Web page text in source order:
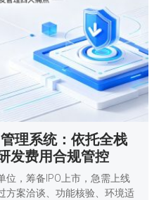
理系统：依托全栈
发费用合规管控
位，筹备IPO上市，急需上线
方案洽谈、功能核验、环境适